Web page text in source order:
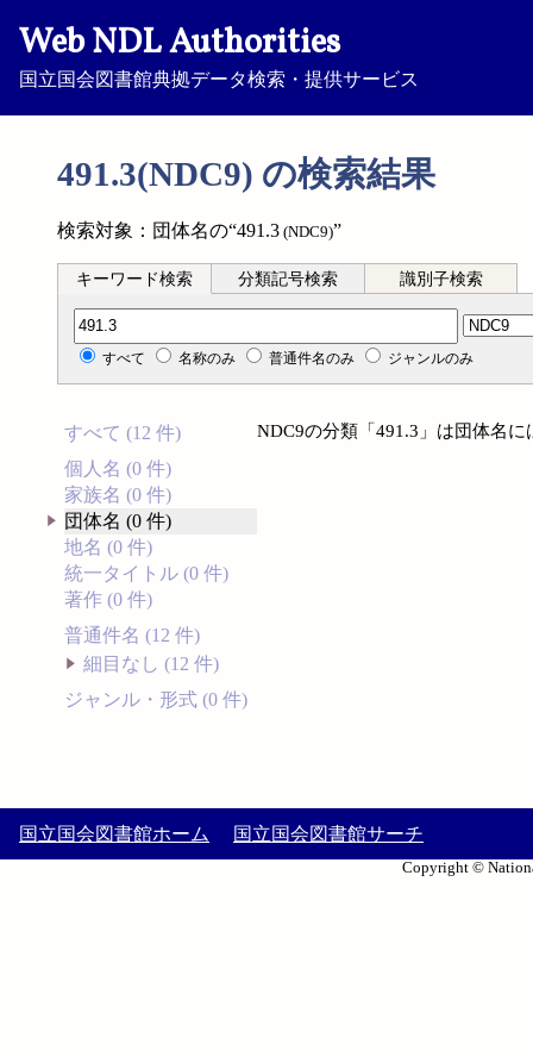
Web NDL Authorities
国立国会図書館典拠データ検索・提供サービス
491.3(NDC9) の検索結果
検索対象：団体名の“491.3 (NDC9)”
キーワード検索 分類記号検索 識別子検索
分類記号検索
すべて 名称のみ 普通件名のみ ジャンルのみ
すべて (12 件)
個人名 (0 件)
家族名 (0 件)
団体名 (0 件)
地名 (0 件)
統一タイトル (0 件)
著作 (0 件)
普通件名 (12 件)
細目なし (12 件)
ジャンル・形式 (0 件)
NDC9の分類「491.3」は団体名
国立国会図書館ホーム 国立国会図書館サーチ
Copyright ©